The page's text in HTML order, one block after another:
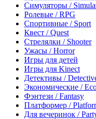
Симуляторы /
Ролевые / RPG
Спортивные / Sport
Квест / Quest
Стрелялки / Shooter
Ужасы / Horror
Игры для детей
Игры для Kinect
Детективы /
Экономические /
Фэнтези / Fantasy
Платформер /
Для вечеринок /